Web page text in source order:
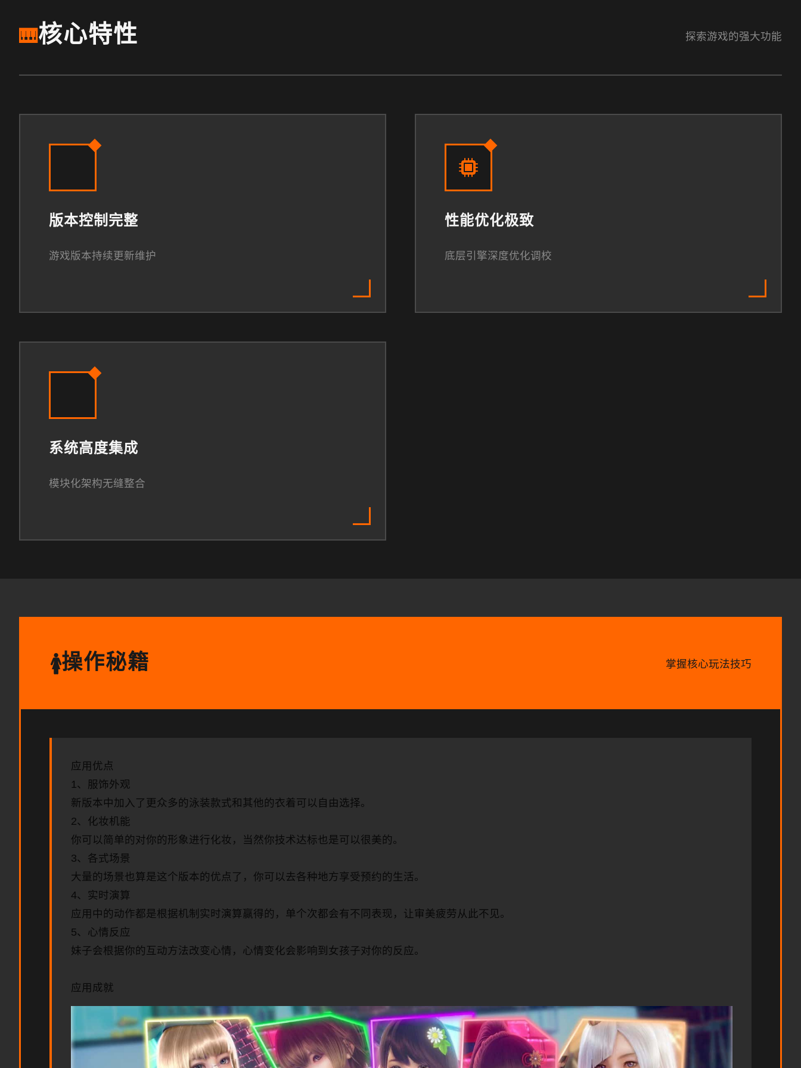
🎹核心特性 探索游戏的强大功能
版本控制完整
游戏版本持续更新维护
性能优化极致
底层引擎深度优化调校
系统高度集成
模块化架构无缝整合
🚺操作秘籍 掌握核心玩法技巧
应用优点
1、服饰外观
新版本中加入了更众多的泳装款式和其他的衣着可以自由选择。
2、化妆机能
你可以简单的对你的形象进行化妆，当然你技术达标也是可以很美的。
3、各式场景
大量的场景也算是这个版本的优点了，你可以去各种地方享受预约的生活。
4、实时演算
应用中的动作都是根据机制实时演算赢得的，单个次都会有不同表现，让审美疲劳从此不见。
5、心情反应
妹子会根据你的互动方法改变心情，心情变化会影响到女孩子对你的反应。
应用成就